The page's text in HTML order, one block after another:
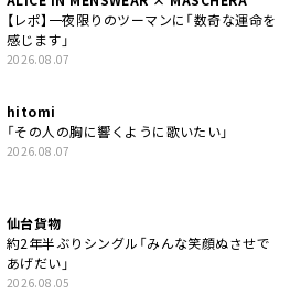
【レポ】一夜限りのツーマンに「数奇な運命を
感じます」
2026.08.07
hitomi
「その人の胸に響くように歌いたい」
2026.08.07
仙台貨物
約2年半ぶりシングル「みんな笑顔ぬさせで
あげだい」
2026.08.05